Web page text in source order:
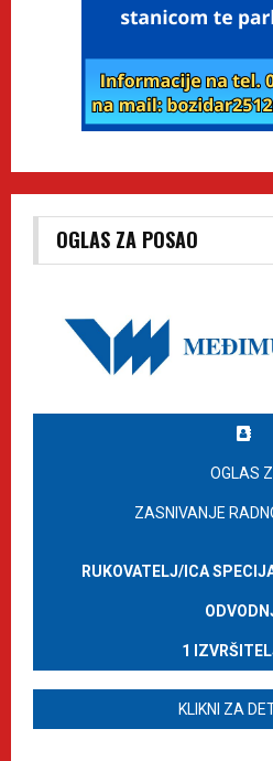
OGLAS ZA POSAO
OGLAS
ZASNIVANJE
RUKOVATELJ/ICA
1
KLIKNI ZA